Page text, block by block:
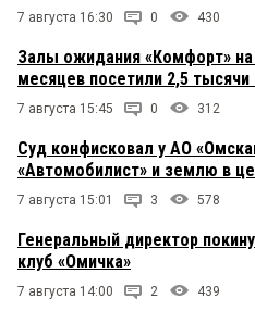
7 августа 16:30 0 430
Залы ожидания «Комфорт» на
месяцев посетили 2,5 тысячи
7 августа 15:45 0 312
Суд конфисковал у АО
«Автомобилист» и землю в
7 августа 15:01 3 578
Генеральный директор
клуб «Омичка»
7 августа 14:00 2 439